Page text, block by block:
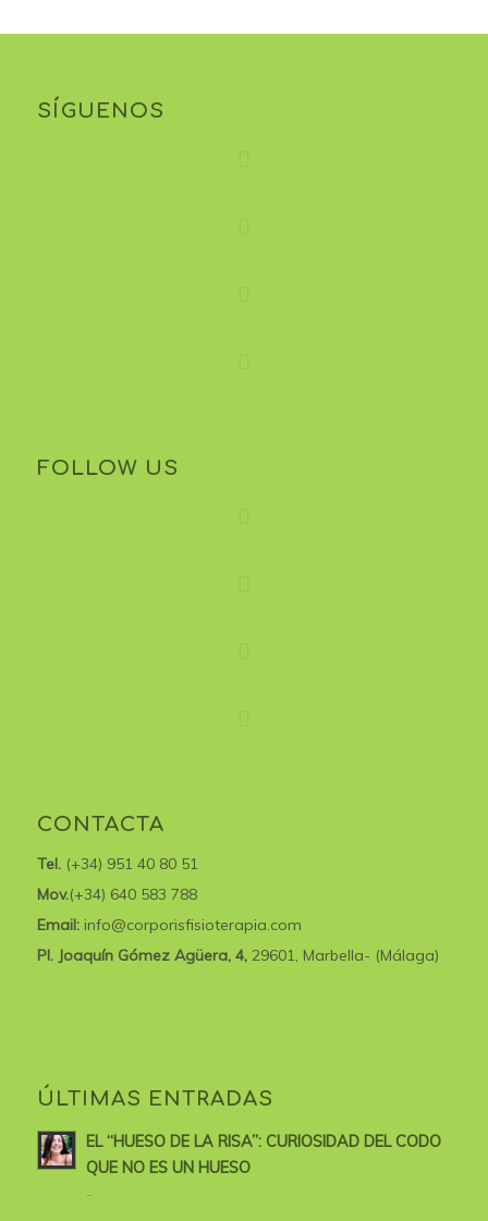
SÍGUENOS
FOLLOW US
CONTACTA
Tel. (+34) 951 40 80 51
Mov.(+34) 640 583 788
Email: info@corporisfisioterapia.com
Pl. Joaquín Gómez Agüera, 4, 29601, Marbella- (Málaga)
ÚLTIMAS ENTRADAS
EL “HUESO DE LA RISA”: CURIOSIDAD DEL CODO
QUE NO ES UN HUESO
-